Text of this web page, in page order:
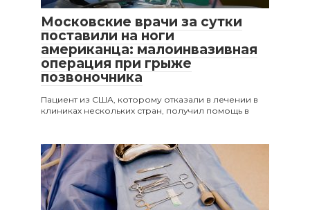
Московские врачи за сутки
поставили на ноги
американца: малоинвазивная
операция при грыже
позвоночника
Пациент из США, которому отказали в лечении в
клиниках нескольких стран, получил помощь в